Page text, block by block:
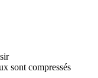
sont compressés